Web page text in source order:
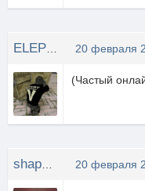
20 февраля
(Частый
20 февраля